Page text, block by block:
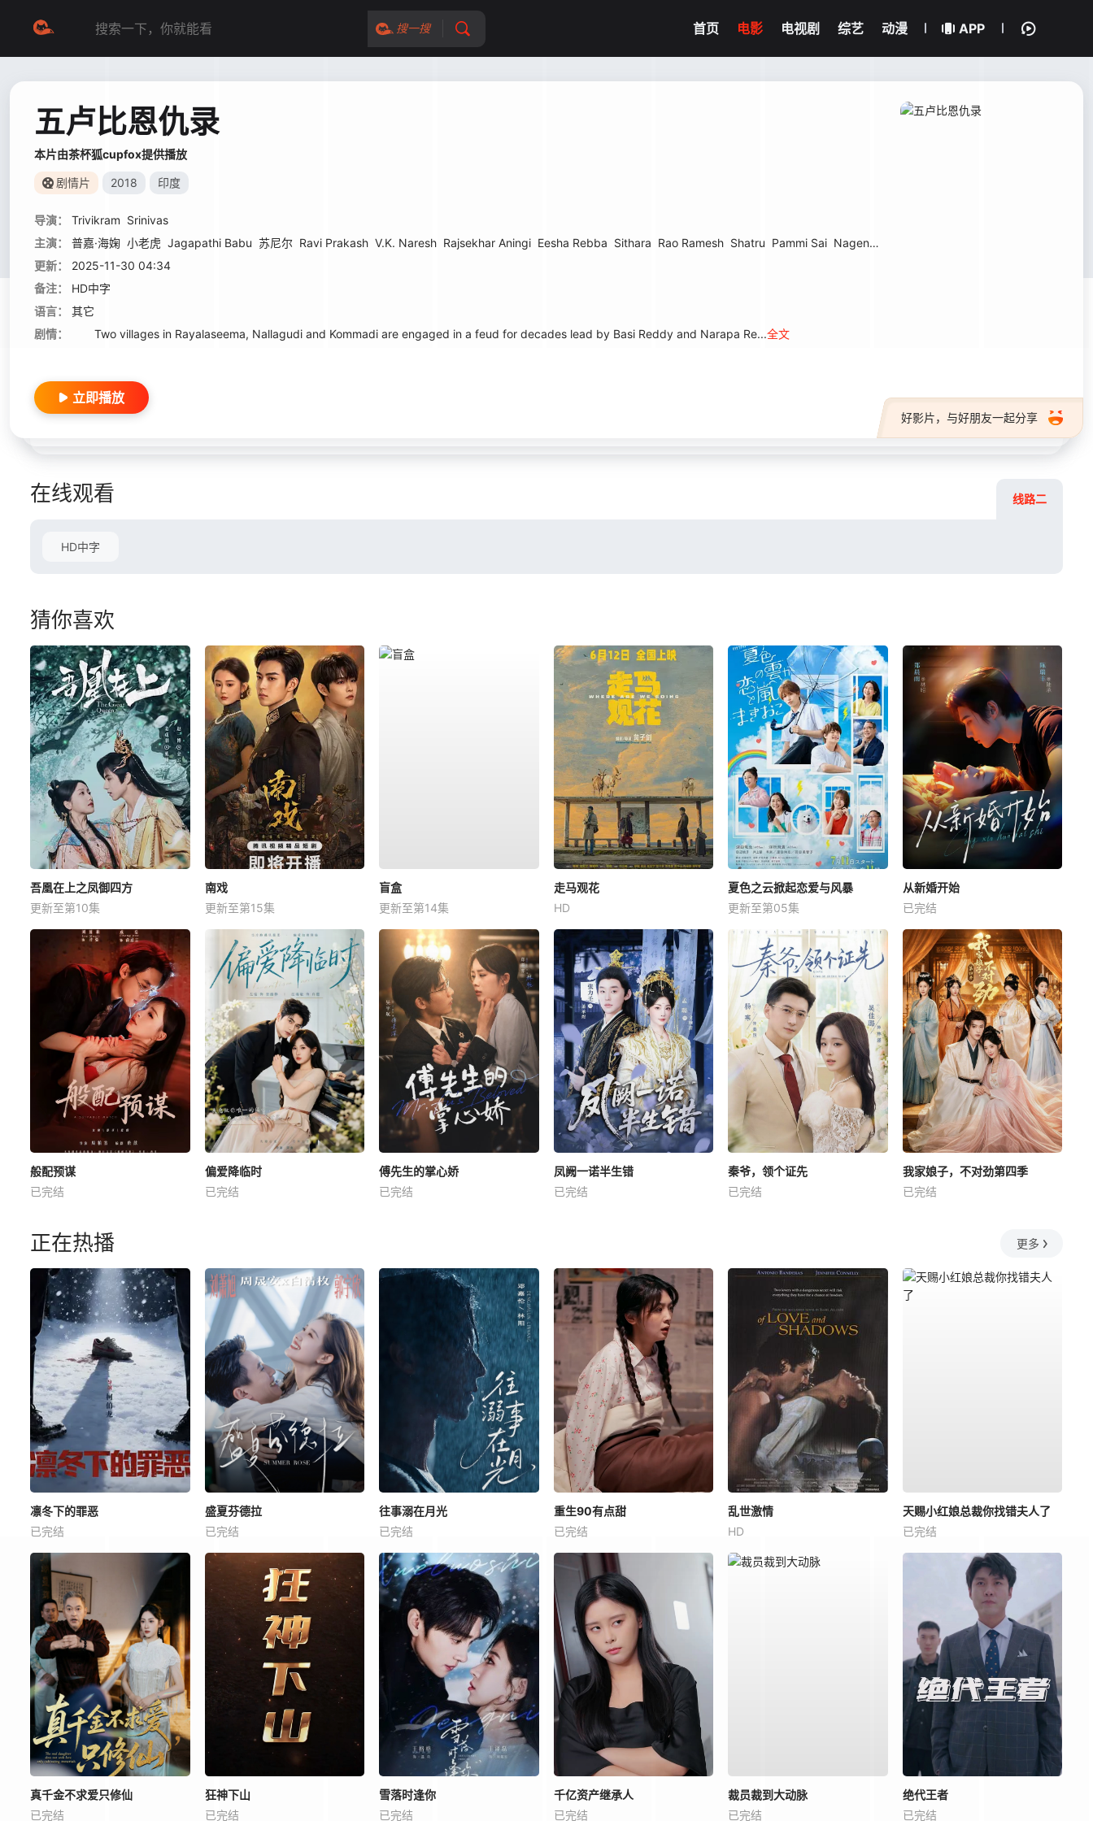
搜一搜 首页 电影 电视剧 综艺 动漫 APP
五卢比恩仇录
本片由茶杯狐cupfox提供播放
剧情片 2018 印度
导演： Trivikram Srinivas
主演：
普嘉·海婅 小老虎 Jagapathi Babu 苏尼尔 Ravi Prakash V.K. Naresh Rajsekhar Aningi Eesha Rebba Sithara Rao Ramesh Shatru Pammi Sai Nagendra Babu
更新：
2025-11-30 04:34
备注：
HD中字
语言：
其它
剧情：
Two villages in Rayalaseema, Nallagudi and Kommadi are engaged in a feud for decades lead by Basi Reddy and Narapa Re...全文
好影片，与好朋友一起分享
立即播放
在线观看 线路二
HD中字
猜你喜欢
吾凰在上之凤御四方
更新至第10集
南戏
更新至第15集
盲盒
更新至第14集
走马观花
HD
夏色之云掀起恋爱与风暴
更新至第05集
从新婚开始
已完结
般配预谋
已完结
偏爱降临时
已完结
傅先生的掌心娇
已完结
凤阙一诺半生错
已完结
秦爷，领个证先
已完结
我家娘子，不对劲第四季
已完结
正在热播 更多
凛冬下的罪恶
已完结
盛夏芬德拉
已完结
往事溺在月光
已完结
重生90有点甜
已完结
乱世激情
HD
天赐小红娘总裁你找错夫人了
已完结
真千金不求爱只修仙
已完结
狂神下山
已完结
雪落时逢你
已完结
千亿资产继承人
已完结
裁员裁到大动脉
已完结
绝代王者
已完结